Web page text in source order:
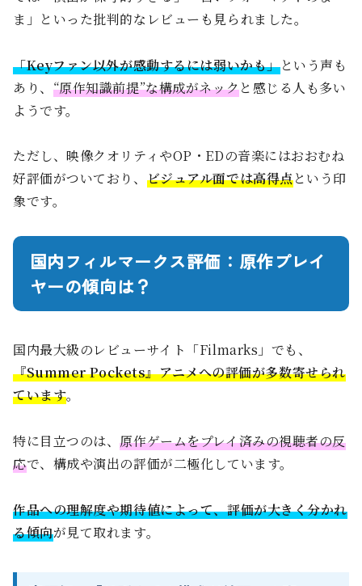
ま」といった批判的なレビューも見られました。
「Keyファン以外が感動するには弱いかも」という声も
あり、 “原作知識前提”な構成がネックと感じる人も多い
ようです。
ただし、映像クオリティやOP・EDの音楽にはおおむね
好評価がついており、 ビジュアル面では高得点という印
象です。
国内フィルマークス評価：原作プレイ
ヤーの傾向は？
国内最大級のレビューサイト「Filmarks」でも、
『Summer Pockets』アニメへの評価が多数寄せられ
ています。
特に目立つのは、原作ゲームをプレイ済みの視聴者の反
応で、構成や演出の評価が二極化しています。
作品への理解度や期待値によって、評価が大きく分かれ
る傾向が見て取れます。